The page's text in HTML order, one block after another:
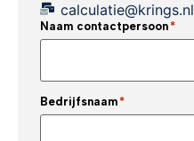
calculatie@krings.nl
Naam contactpersoon*
Bedrijfsnaam*